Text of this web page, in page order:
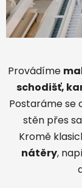
Provádíme
schodišť,
Postaráme se
stěn přes
Kromě
nátěry,